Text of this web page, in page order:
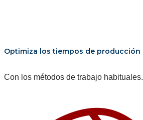
Optimiza los tiempos de producción
Con los métodos de trabajo habituales.